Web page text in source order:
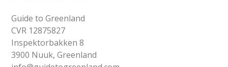
Guide to Greenland
CVR 12875827
Inspektorbakken 8
3900 Nuuk, Greenland